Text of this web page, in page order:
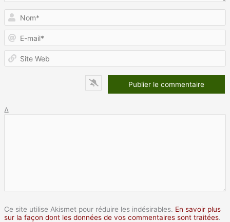
Δ
Ce site utilise Akismet pour réduire les indésirables. En savoir plus
sur la façon dont les données de vos commentaires sont traitées.